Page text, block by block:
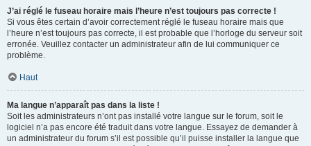
J’ai réglé le fuseau horaire mais l’heure n’est toujours pas correcte !
Si vous êtes certain d’avoir correctement réglé le fuseau horaire mais que
l’heure n’est toujours pas correcte, il est probable que l’horloge du serveur soit
erronée. Veuillez contacter un administrateur afin de lui communiquer ce
problème.
Haut
Ma langue n’apparaît pas dans la liste !
Soit les administrateurs n’ont pas installé votre langue sur le forum, soit le
logiciel n’a pas encore été traduit dans votre langue. Essayez de demander à
un administrateur du forum s’il est possible qu’il puisse installer la langue que